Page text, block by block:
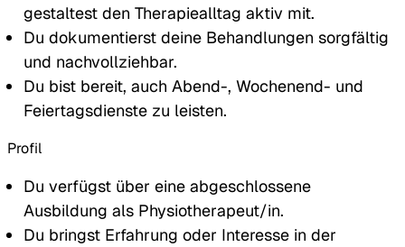
gestaltest den Therapiealltag aktiv mit.
Du dokumentierst deine Behandlungen sorgfältig
und nachvollziehbar.
Du bist bereit, auch Abend-, Wochenend- und
Feiertagsdienste zu leisten.
Profil
Du verfügst über eine abgeschlossene
Ausbildung als Physiotherapeut/in.
Du bringst Erfahrung oder Interesse in der